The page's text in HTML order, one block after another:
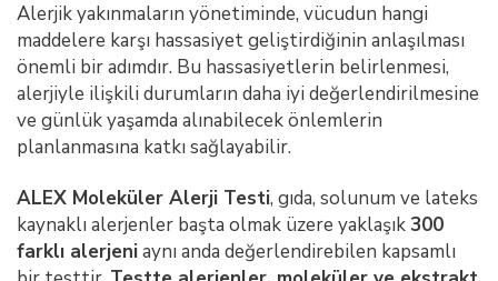
Alerjik yakınmaların yönetiminde, vücudun hangi
maddelere karşı hassasiyet geliştirdiğinin anlaşılması
önemli bir adımdır. Bu hassasiyetlerin belirlenmesi,
alerjiyle ilişkili durumların daha iyi değerlendirilmesine
ve günlük yaşamda alınabilecek önlemlerin
planlanmasına katkı sağlayabilir.
ALEX Moleküler Alerji Testi, gıda, solunum ve lateks
kaynaklı alerjenler başta olmak üzere yaklaşık 300
farklı alerjeniaynı anda değerlendirebilen kapsamlı